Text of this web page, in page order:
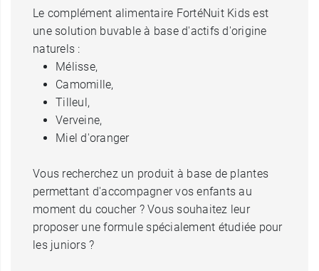
Le complément alimentaire FortéNuit Kids est
une solution buvable à base d'actifs d'origine
naturels :
Mélisse,
Camomille,
Tilleul,
Verveine,
Miel d'oranger
Vous recherchez un produit à base de plantes
permettant d'accompagner vos enfants au
moment du coucher ? Vous souhaitez leur
proposer une formule spécialement étudiée pour
les juniors ?